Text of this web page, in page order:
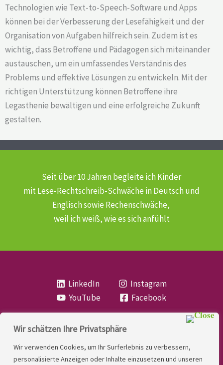
Wir schätzen Ihre Privatsphäre
Wir verwenden Cookies, um Ihr Surferlebnis zu verbessern,
personalisierte Anzeigen oder Inhalte einzusetzen und unseren
Technologien wie Text-to-Speech-Software und Apps
können bei der Verbesserung der Lesefähigkeit und der
Organisation von Aufgaben hilfreich sein. Zudem ist es
wichtig, dass Betroffene und Pädagogen sich miteinander
austauschen, um ein umfassendes Verständnis des
Problems und effektive Lösungen zu entwickeln. Mit der
richtigen Unterstützung können Betroffene ihre
Legasthenie bewältigen und eine erfolgreiche Zukunft
gestalten.
Seit über 10 Jahren begleite ich Kinder
mit Lese-Rechtschreib-Schwächein Deutsch und
Englisch sowie Rechenschwäche,
weil ich weiß, wie es sich anfühlt
LinkedIn
Instagram
YouTube
Facebook
LINDNER. 2026 | Powered by